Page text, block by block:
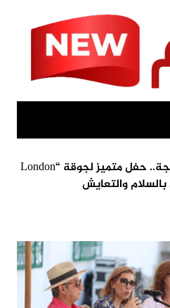
مهرجان الضفاف الثلاث بطنجة.. حفل متميز لجوقة “London